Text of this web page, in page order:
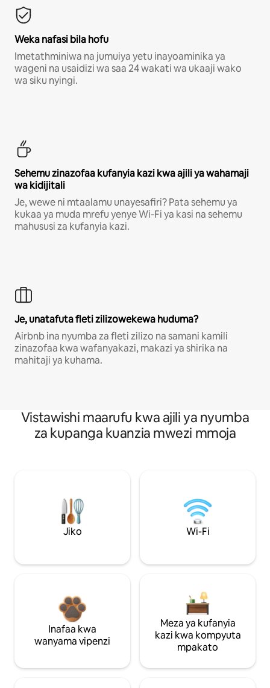
Weka nafasi bila hofu
Imetathminiwa na jumuiya yetu inayoaminika ya
wageni na usaidizi wa saa 24 wakati wa ukaaji wako
wa siku nyingi.
Sehemu zinazofaa kufanyia kazi kwa ajili ya wahamaji
wa kidijitali
Je, wewe ni mtaalamu unayesafiri? Pata sehemu ya
kukaa ya muda mrefu yenye Wi-Fi ya kasi na sehemu
mahususi za kufanyia kazi.
Je, unatafuta fleti zilizowekewa huduma?
Airbnb ina nyumba za fleti zilizo na samani kamili
zinazofaa kwa wafanyakazi, makazi ya shirika na
mahitaji ya kuhama.
Vistawishi maarufu kwa ajili ya nyumba
za kupanga kuanzia mwezi mmoja
Jiko Wi-Fi
Inafaa kwa
wanyama vipenzi
Meza ya kufanyia
kazi kwa kompyuta
mpakato